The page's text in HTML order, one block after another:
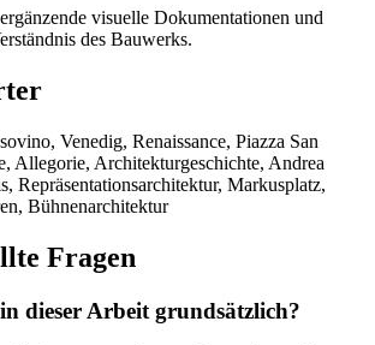
visuelle Dokumentationen und
des Bauwerks.
Venedig, Renaissance, Piazza San
Allegorie, Architekturgeschichte, Andrea
Repräsentationsarchitektur, Markusplatz,
Bühnenarchitektur
Fragen
dieser Arbeit grundsätzlich?